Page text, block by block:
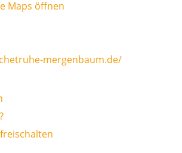
Maps öffnen
mergenbaum.de/